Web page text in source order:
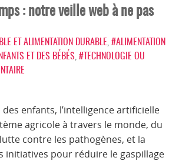
: notre veille web à ne pas
ET ALIMENTATION DURABLE #ALIMENTATION
ET DES BÉBÉS #TECHNOLOGIE OU
des enfants, l’intelligence artificielle
agricole à travers le monde, du
contre les pathogènes, et la
initiatives pour réduire le gaspillage